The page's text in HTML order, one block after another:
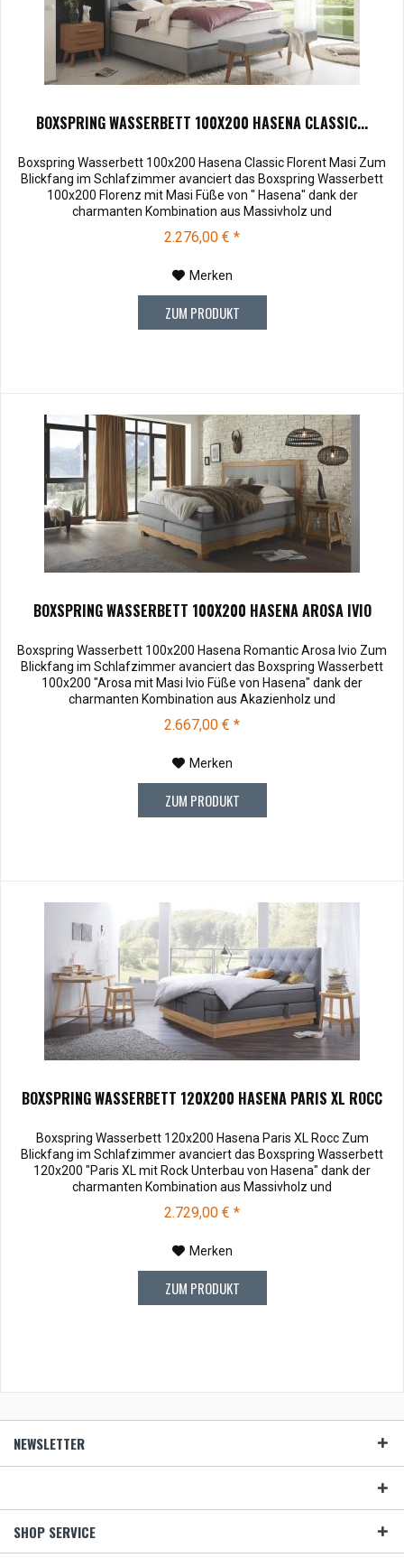
BOXSPRING WASSERBETT 100X200 HASENA CLASSIC...
Boxspring Wasserbett 100x200 Hasena Classic Florent Masi Zum
Blickfang im Schlafzimmer avanciert das Boxspring Wasserbett
100x200 Florenz mit Masi Füße von " Hasena" dank der
charmanten Kombination aus Massivholz und
versendet werden. Bei Rücksendung werden Ihnen die 10,00 €
2.276,00 € *
Merken
ZUM PRODUKT
BOXSPRING WASSERBETT 100X200 HASENA AROSA IVIO
Boxspring Wasserbett 100x200 Hasena Romantic Arosa Ivio Zum
Blickfang im Schlafzimmer avanciert das Boxspring Wasserbett
100x200 "Arosa mit Masi Ivio Füße von Hasena" dank der
charmanten Kombination aus Akazienholz und
versendet werden. Bei Rücksendung werden Ihnen die 10,00 €
2.667,00 € *
Merken
ZUM PRODUKT
BOXSPRING WASSERBETT 120X200 HASENA PARIS XL ROCC
Boxspring Wasserbett 120x200 Hasena Paris XL Rocc Zum
Blickfang im Schlafzimmer avanciert das Boxspring Wasserbett
120x200 "Paris XL mit Rock Unterbau von Hasena" dank der
charmanten Kombination aus Massivholz und
Webstoff.Stoffmuster können vor dem Kauf für € 10,00 zu Ihnen
versendet werden. Bei Rücksendung werden Ihnen die 10,00 €
2.729,00 € *
Merken
ZUM PRODUKT
NEWSLETTER
SHOP SERVICE